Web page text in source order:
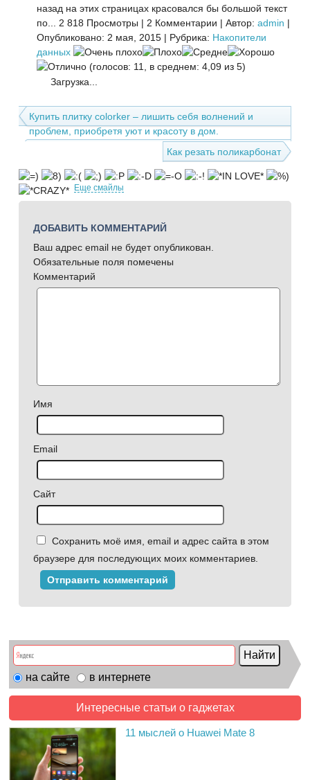
назад на этих страницах красовался бы большой текст
по...
2 818 Просмотры | 2 Комментарии | Автор: admin |
Опубликовано: 2 мая, 2015 | Рубрика: Накопители
данных
(голосов: 11, в среднем: 4,09 из 5)
Загрузка...
Купить плитку colorker – лишить себя волнений и
проблем, приобретя уют и красоту в дом.
Как резать поликарбонат
Еще смайлы
ДОБАВИТЬ КОММЕНТАРИЙ
Ваш адрес email не будет опубликован.
Обязательные поля помечены
Комментарий
Имя
Email
Сайт
Сохранить моё имя, email и адрес сайта в этом
браузере для последующих моих комментариев.
на сайте в интернете
Интересные статьи о гаджетах
11 мыслей о Huawei Mate 8